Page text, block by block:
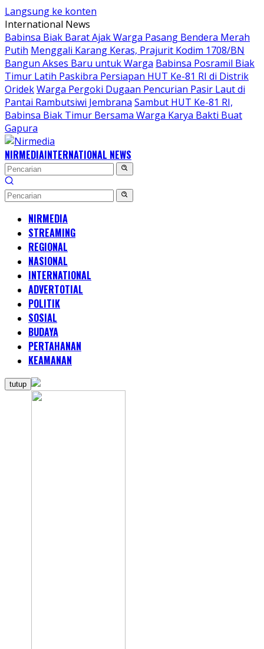
Langsung ke konten
International News
Babinsa Biak Barat Ajak Warga Pasang Bendera Merah
Putih Menggali Karang Keras, Prajurit Kodim 1708/BN
Bangun Akses Baru untuk Warga Babinsa Posramil Biak
Timur Latih Paskibra Persiapan HUT Ke-81 RI di Distrik
OridekWarga Pergoki Dugaan Pencurian Pasir Laut di
Pantai Rambutsiwi Jembrana Sambut HUT Ke-81 RI,
Babinsa Biak Timur Bersama Warga Karya Bakti Buat
Gapura
NIRMEDIAINTERNATIONAL NEWS
NIRMEDIA
STREAMING
REGIONAL
NASIONAL
INTERNATIONAL
ADVERTOTIAL
POLITIK
SOSIAL
BUDAYA
PERTAHANAN
KEAMANAN
tutup